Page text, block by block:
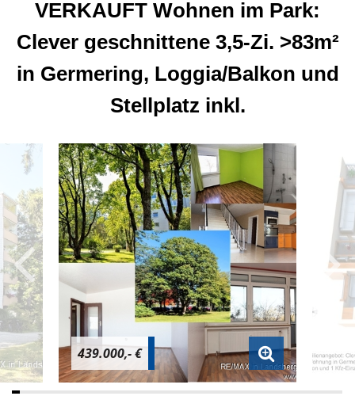
VERKAUFT Wohnen im Park:
Clever geschnittene 3,5-Zi. >83m²
in Germering, Loggia/Balkon und
Stellplatz inkl.
439.000,- €